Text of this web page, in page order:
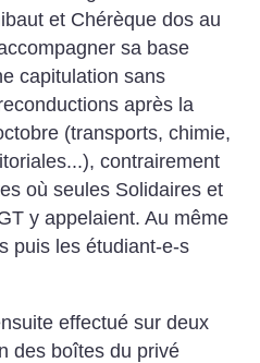
et Chérèque dos au
sa base
capitulation sans
après la
(transports, chimie,
contrairement
où seules Solidaires et
y appelaient. Au même
puis les étudiant-e-s
effectué sur deux
des boîtes du privé